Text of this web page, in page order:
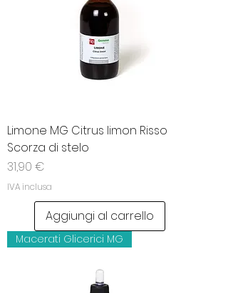
Limone MG Citrus limon Risso
Scorza di stelo
Prezzo
31,90 €
IVA inclusa
Aggiungi al carrello
Macerati Glicerici MG